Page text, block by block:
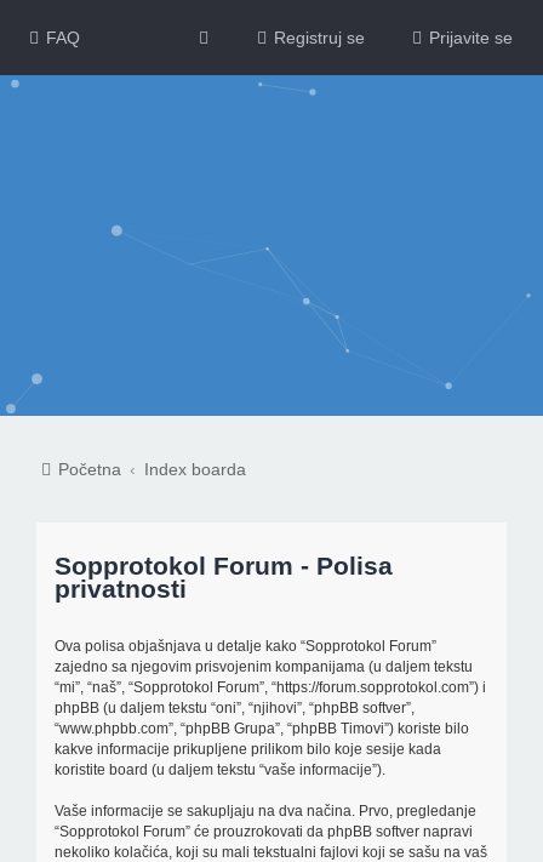
FAQ Prijavite se
Registruj se
Početna Index boarda
Sopprotokol Forum - Polisa
privatnosti
Ova polisa objašnjava u detalje kako “Sopprotokol Forum”
zajedno sa njegovim prisvojenim kompanijama (u daljem tekstu
“mi”, “naš”, “Sopprotokol Forum”, “https://forum.sopprotokol.com”) i
phpBB (u daljem tekstu “oni”, “njihovi”, “phpBB softver”,
“www.phpbb.com”, “phpBB Grupa”, “phpBB Timovi”) koriste bilo
kakve informacije prikupljene prilikom bilo koje sesije kada
koristite board (u daljem tekstu “vaše informacije”).
Vaše informacije se sakupljaju na dva načina. Prvo, pregledanje
“Sopprotokol Forum” će prouzrokovati da phpBB softver napravi
nekoliko kolačića, koji su mali tekstualni fajlovi koji se sašu na vaš